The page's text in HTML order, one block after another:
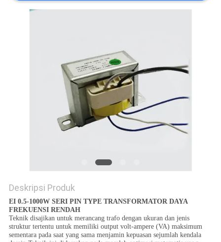
Deskripsi Produk
EI 0.5-1000W SERI PIN TYPE TRANSFORMATOR DAYA
FREKUENSI RENDAH
Teknik disajikan untuk merancang trafo dengan ukuran dan jenis
struktur tertentu untuk memiliki output volt-ampere (VA) maksimum
sementara pada saat yang sama menjamin kepuasan sejumlah kendala